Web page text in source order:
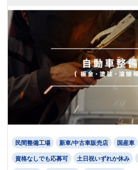
民間整備工場 新車/中古車販売店 国産車
資格なしでも応募可 土日祝いずれか休み